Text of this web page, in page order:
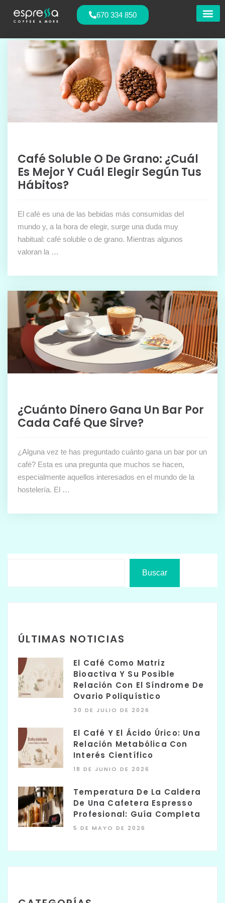
670 334 850
Café Soluble O De Grano: ¿cuál
Es Mejor Y Cuál Elegir Según Tus
Hábitos?
El café es una de las bebidas más consumidas del
mundo y, a la hora de elegir, surge una duda muy
habitual: café soluble o de grano. Mientras algunos
valoran la …
¿Cuánto Dinero Gana Un Bar Por
Cada Café Que Sirve?
¿Alguna vez te has preguntado cuánto gana un bar por un
café? Esta es una pregunta que muchos se hacen,
especialmente aquellos interesados en el mundo de la
hostelería. El …
Buscar
ÚLTIMAS NOTICIAS
El Café Como Matriz
Bioactiva Y Su Posible
Relación Con El Síndrome De
Ovario Poliquístico
30 DE JULIO DE 2026
El Café Y El Ácido Úrico: Una
Relación Metabólica Con
Interés Científico
18 DE JUNIO DE 2026
Temperatura De La Caldera
De Una Cafetera Espresso
Profesional: Guía Completa
5 DE MAYO DE 2026